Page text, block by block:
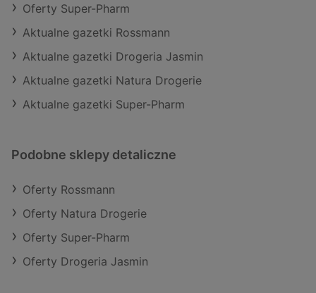
Oferty Super-Pharm
Aktualne gazetki Rossmann
Aktualne gazetki Drogeria Jasmin
Aktualne gazetki Natura Drogerie
Aktualne gazetki Super-Pharm
Podobne sklepy detaliczne
Oferty Rossmann
Oferty Natura Drogerie
Oferty Super-Pharm
Oferty Drogeria Jasmin